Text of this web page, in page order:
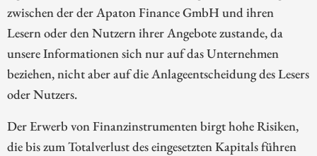
zwischen der der Apaton Finance GmbH und ihren
Lesern oder den Nutzern ihrer Angebote zustande, da
unsere Informationen sich nur auf das Unternehmen
beziehen, nicht aber auf die Anlageentscheidung des Lesers
oder Nutzers.
Der Erwerb von Finanzinstrumenten birgt hohe Risiken,
die bis zum Totalverlust des eingesetzten Kapitals führen